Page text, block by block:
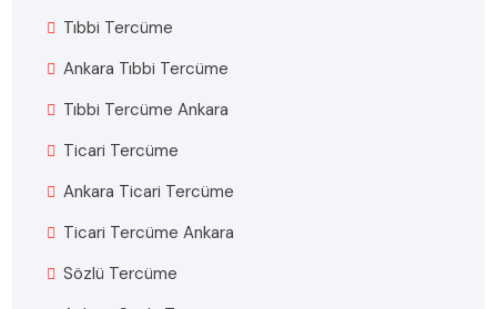
Tıbbi Tercüme
Ankara Tıbbi Tercüme
Tıbbi Tercüme Ankara
Ticari Tercüme
Ankara Ticari Tercüme
Ticari Tercüme Ankara
Sözlü Tercüme